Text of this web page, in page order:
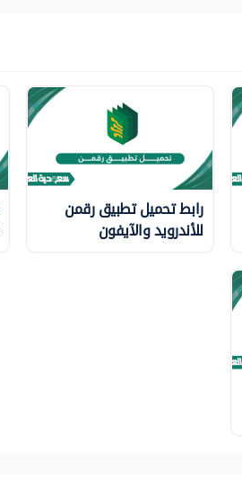
رابط تحميل تطبيق رقمن
للأندرويد والآيفون